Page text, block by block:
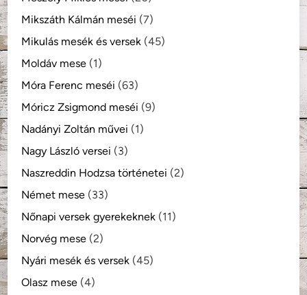
Mikszáth Kálmán meséi (7)
Mikulás mesék és versek (45)
Moldáv mese (1)
Móra Ferenc meséi (63)
Móricz Zsigmond meséi (9)
Nadányi Zoltán művei (1)
Nagy László versei (3)
Naszreddin Hodzsa történetei (2)
Német mese (33)
Nőnapi versek gyerekeknek (11)
Norvég mese (2)
Nyári mesék és versek (45)
Olasz mese (4)